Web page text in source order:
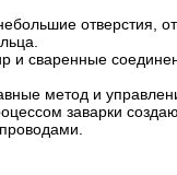
отверстия,
и сваренные
метод и
заварки